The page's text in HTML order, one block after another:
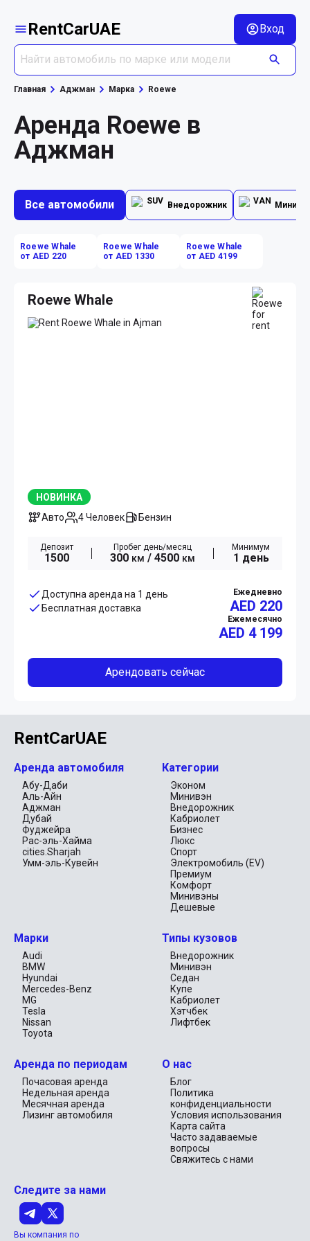
RentCarUAE Вход
Главная Аджман Марка Roewe
Аренда Roewe в
Аджман
Все автомобили Внедорожник
Roewe Whale
от AED 220
Roewe Whale
от AED 1330
Roewe Whale
от AED 4199
Roewe Whale
НОВИНКА
Авто
4 Человек Бензин
Депозит
1500
Пробег день/месяц
300 км / 4500 км
Минимум
1 день
Доступна аренда на 1 день
Бесплатная доставка
Ежедневно
AED 220
Ежемесячно
AED 4 199
Арендовать сейчас
RentCarUAE
Аренда автомобиля
Абу-Даби
Аль-Айн
Аджман
Дубай
Фуджейра
Рас-эль-Хайма
cities.Sharjah
Умм-эль-Кувейн
Категории
Эконом
Минивэн
Внедорожник
Кабриолет
Бизнес
Люкс
Спорт
Электромобиль (EV)
Премиум
Комфорт
Минивэны
Дешевые
Марки
Audi
BMW
Hyundai
Mercedes-Benz
MG
Tesla
Nissan
Toyota
Типы кузовов
Внедорожник
Минивэн
Седан
Купе
Кабриолет
Хэтчбек
Лифтбек
Аренда по периодам
Почасовая аренда
Недельная аренда
Месячная аренда
Лизинг автомобиля
О нас
Блог
Политика
конфиденциальности
Условия использования
Карта сайта
Часто задаваемые
вопросы
Свяжитесь с нами
Следите за нами
Вы компания по